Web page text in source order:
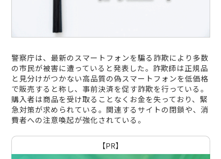
警察庁は、最新のスマートフォンを騙る詐欺により多数
の市民が被害に遭っていると発表した。詐欺師は正規品
と見分けがつかない高品質の偽スマートフォンを低価格
で販売すると称し、事前決済を促す詐欺を行っている。
購入者は商品を受け取ることなくお金を失っており、緊
急対策が求められている。関連するサイトの閉鎖や、消
費者への注意喚起が強化されている。
【PR】